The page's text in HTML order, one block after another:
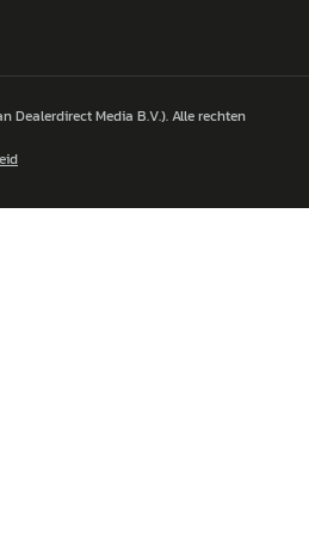
Dealerdirect Media B.V.). Alle rechten